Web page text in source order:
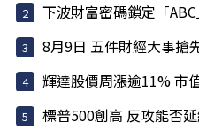
下波財富密碼鎖定「
8月9日 五件財經大事搶
輝達股價周漲逾11% 市值增
標普500創高 反攻能否